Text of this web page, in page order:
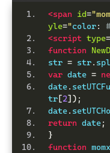
<span id=
yle="color:
<script type=
function
str = str.
var date =
date.
tr [2]);
date.
return date;
}
function